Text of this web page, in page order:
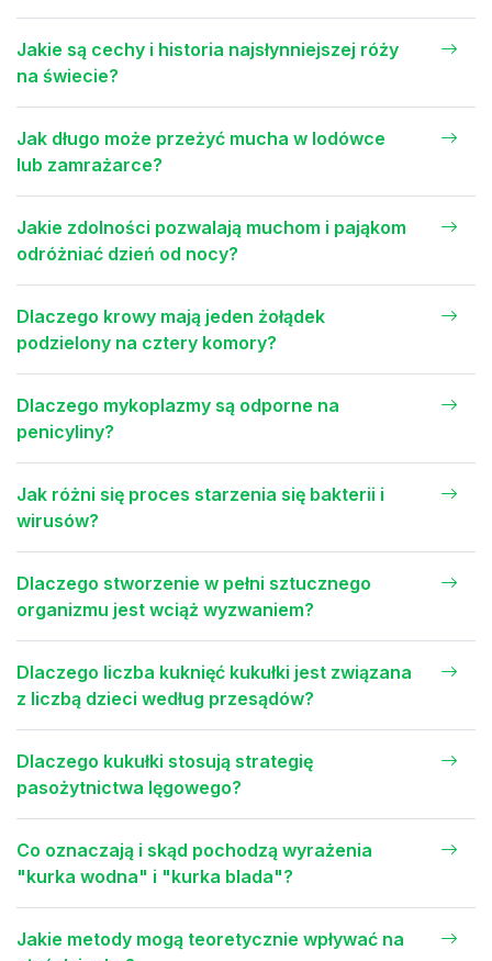
Jakie są cechy i historia najsłynniejszej róży
na świecie?
Jak długo może przeżyć mucha w lodówce
lub zamrażarce?
Jakie zdolności pozwalają muchom i pająkom
odróżniać dzień od nocy?
Dlaczego krowy mają jeden żołądek
podzielony na cztery komory?
Dlaczego mykoplazmy są odporne na
penicyliny?
Jak różni się proces starzenia się bakterii i
wirusów?
Dlaczego stworzenie w pełni sztucznego
organizmu jest wciąż wyzwaniem?
Dlaczego liczba kuknięć kukułki jest związana
z liczbą dzieci według przesądów?
Dlaczego kukułki stosują strategię
pasożytnictwa lęgowego?
Co oznaczają i skąd pochodzą wyrażenia
"kurka wodna" i "kurka blada"?
Jakie metody mogą teoretycznie wpływać na